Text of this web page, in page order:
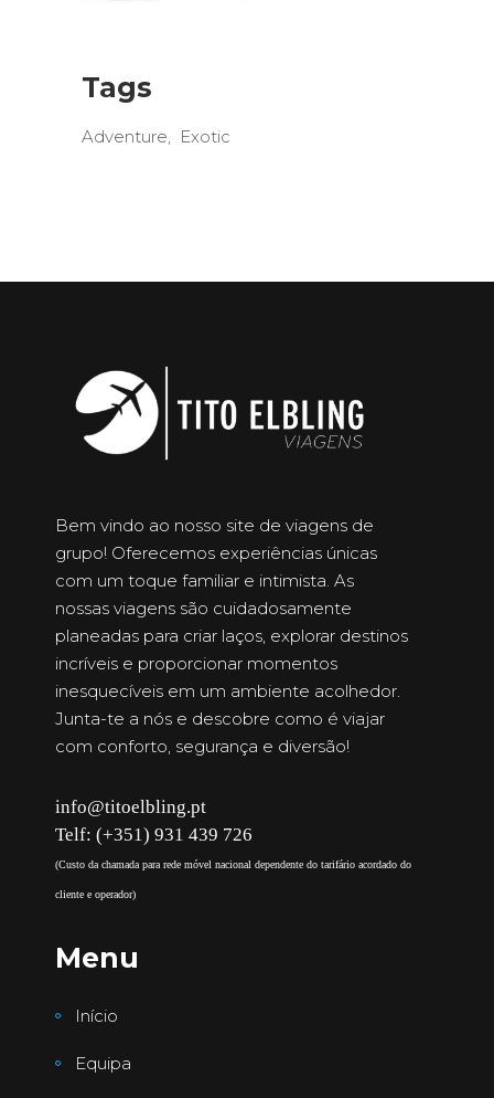
Tags
Adventure Exotic
Bem vindo ao nosso site de viagens de
grupo! Oferecemos experiências únicas
com um toque familiar e intimista. As
nossas viagens são cuidadosamente
planeadas para criar laços, explorar destinos
incríveis e proporcionar momentos
inesquecíveis em um ambiente acolhedor.
Junta-te a nós e descobre como é viajar
com conforto, segurança e diversão!
info@titoelbling.pt
Telf: (+351) 931 439 726
(Custo da chamada para rede móvel nacional dependente do tarifário acordado do
cliente e operador)
Menu
Início
Equipa